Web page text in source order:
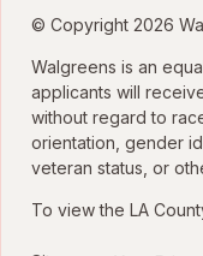
© Copyright 2026
Walgreens is an
applicants will
without regard to
orientation, gender
veteran status, or
To view the LA